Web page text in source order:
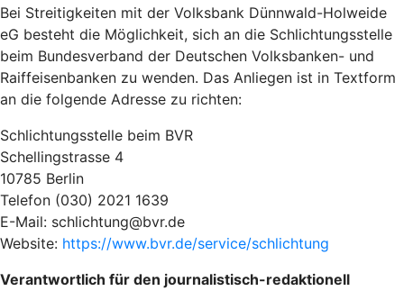
Bei Streitigkeiten mit der Volksbank Dünnwald-Holweide
eG besteht die Möglichkeit, sich an die Schlichtungsstelle
beim Bundesverband der Deutschen Volksbanken- und
Raiffeisenbanken zu wenden. Das Anliegen ist in Textform
an die folgende Adresse zu richten:
Schlichtungsstelle beim BVR
Schellingstrasse 4
10785 Berlin
Telefon (030) 2021 1639
E-Mail: schlichtung@bvr.de
Website: https://www.bvr.de/service/schlichtung
Verantwortlich für den journalistisch-redaktionell